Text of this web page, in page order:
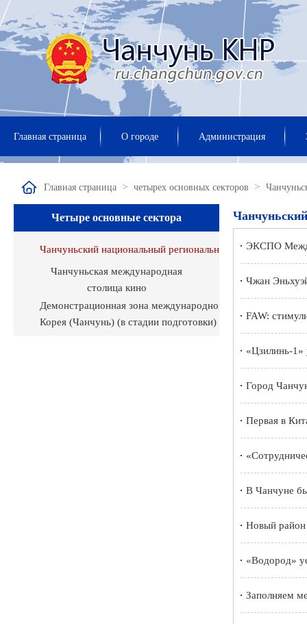
Главная страница О городе Администрация
Главная страница > четырех основных секторов >
Четыре основные сектора
Чанчуньский национальный региональный
Чанчуньская международная
столица кино
Демонстрационная зона международного сотрудничества
Корея (Чанчунь) (в стадии подготовки)
ЭКСПО
Чжан
FAW:
«Цзилинь-1»
Город
Первая в
В Чанчуне
Новый район
«Водород»
Заполняем